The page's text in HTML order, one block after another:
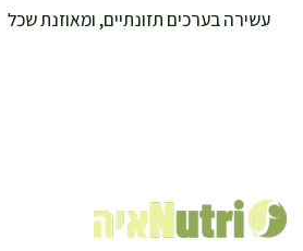
עשירה בערכים תזונתיים, ומאוזנת שכל